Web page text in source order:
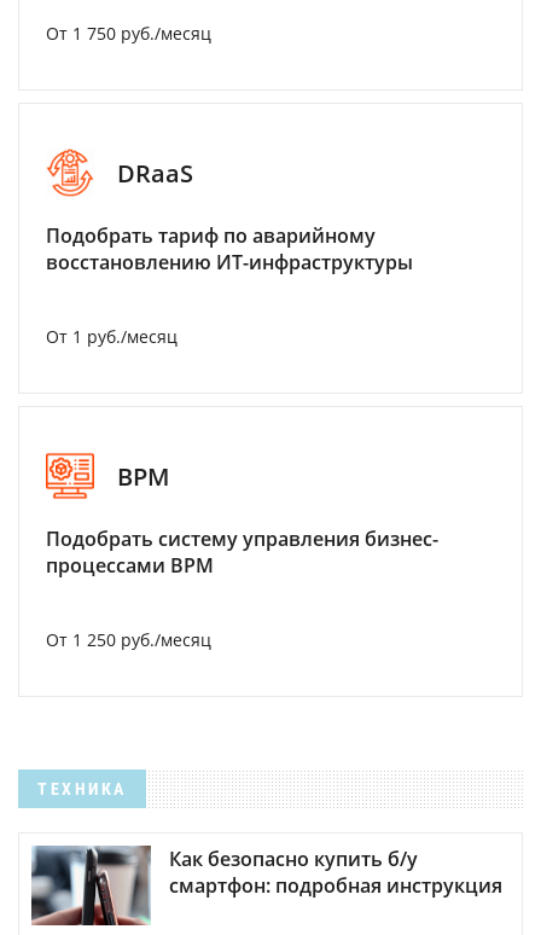
От 1 750 руб./месяц
DRaaS
Подобрать тариф по аварийному
восстановлению ИТ-инфраструктуры
От 1 руб./месяц
BPM
Подобрать систему управления бизнес-
процессами BPM
От 1 250 руб./месяц
ТЕХНИКА
Как безопасно купить б/у
смартфон: подробная инструкция